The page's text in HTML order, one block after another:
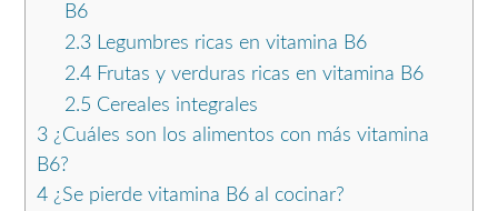
B6
2.3Legumbres ricas en vitamina B6
2.4Frutas y verduras ricas en vitamina B6
2.5 Cereales integrales
3 ¿Cuáles son los alimentos con más vitamina
B6?
4 ¿Se pierde vitamina B6 al cocinar?